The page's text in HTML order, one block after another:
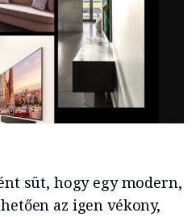
süt, hogy egy modern,
az igen vékony,